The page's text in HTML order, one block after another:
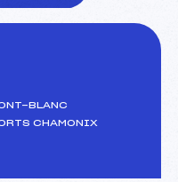
BLANC
CHAMONIX